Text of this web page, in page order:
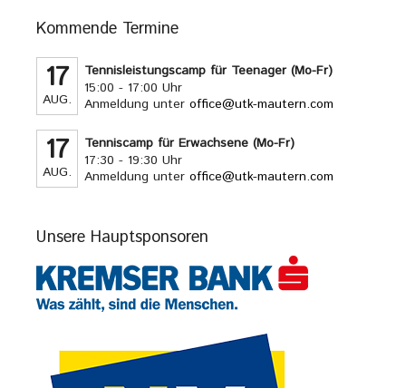
Kommende Termine
17
AUG.
Tennisleistungscamp für Teenager (Mo-Fr)
15:00 - 17:00 Uhr
Anmeldung unteroffice@utk-mautern.com
17
AUG.
Tenniscamp für Erwachsene (Mo-Fr)
17:30 - 19:30 Uhr
Anmeldung unteroffice@utk-mautern.com
Unsere Hauptsponsoren